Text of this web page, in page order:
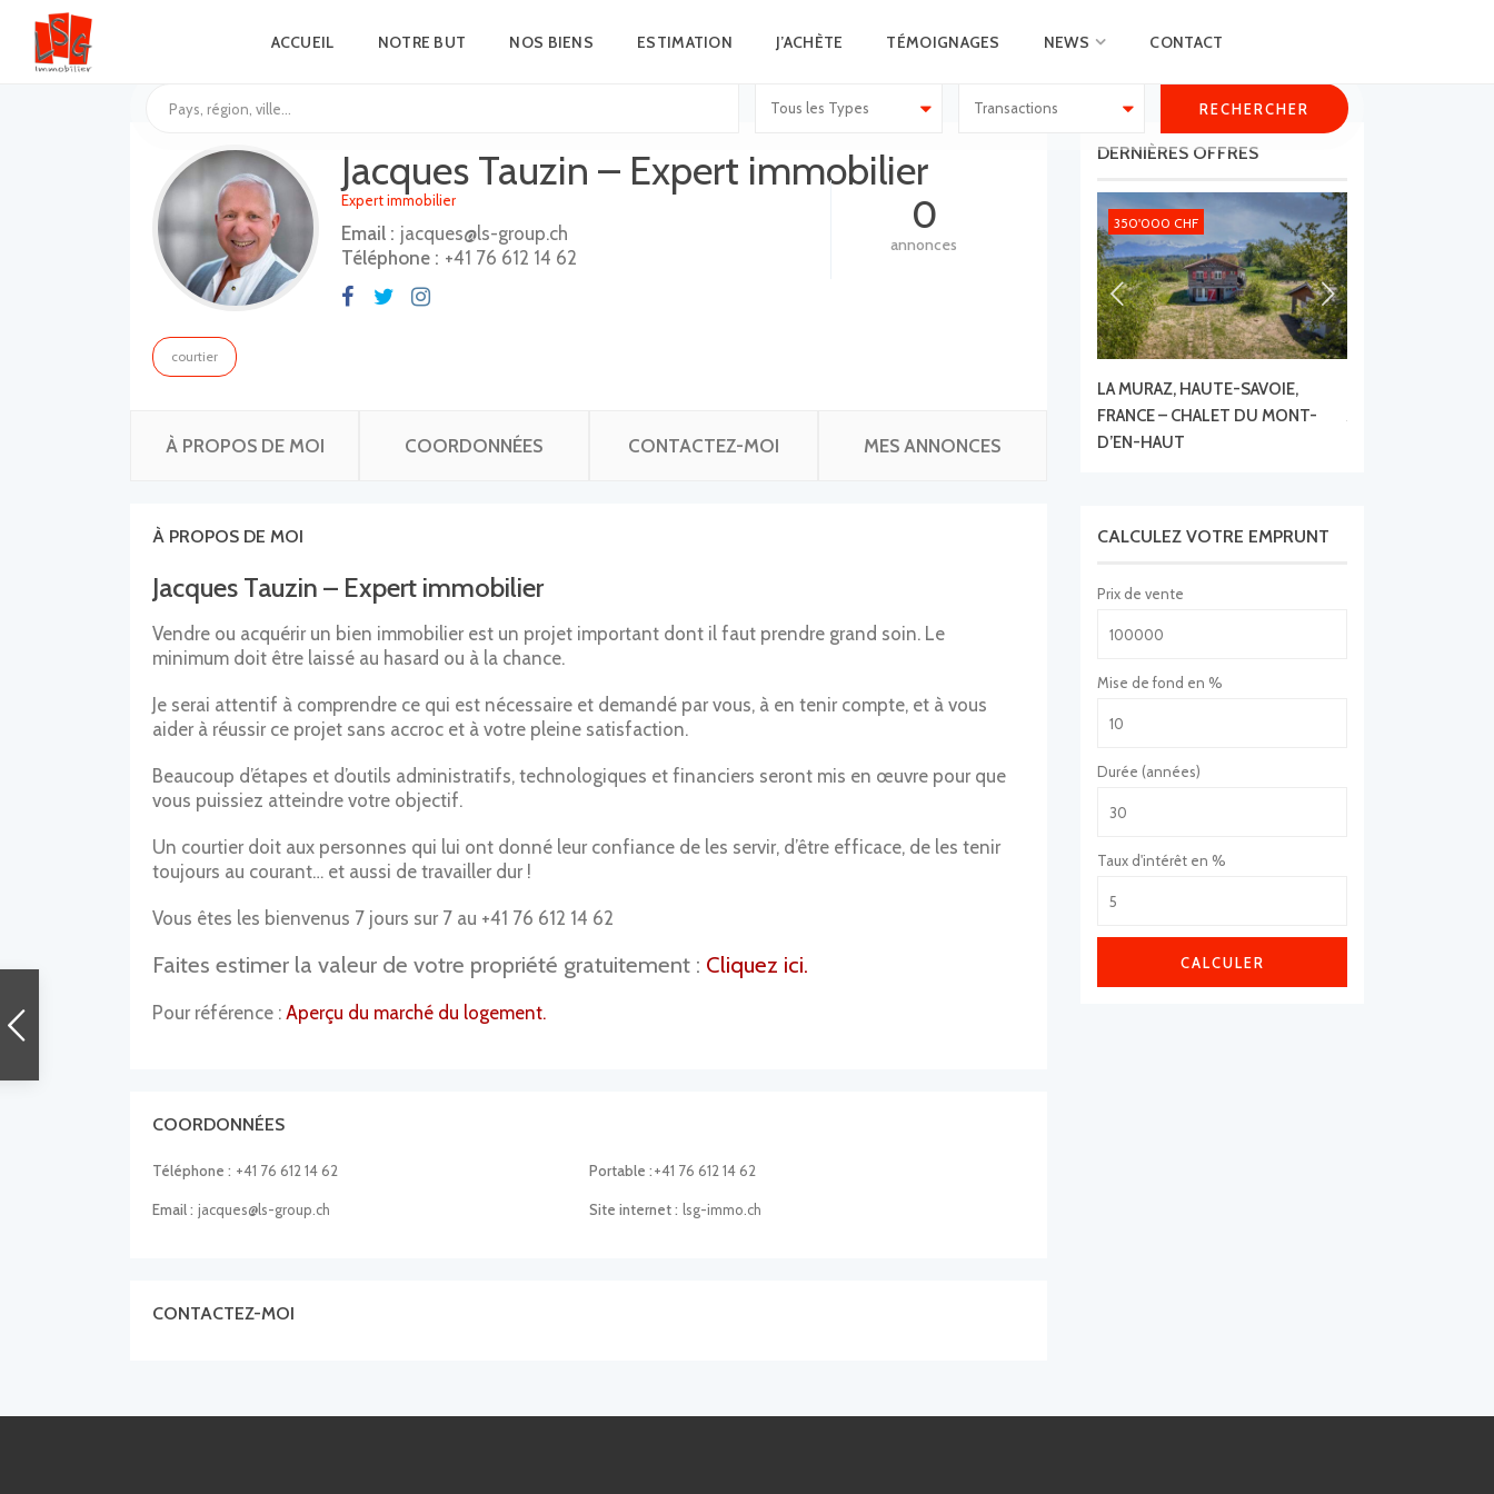
ACCUEIL NOTRE BUT NOS BIENS ESTIMATION J’ACHÈTE TÉMOIGNAGES NEWS CONTACT
Tous les Types Transactions
Jacques Tauzin – Expert immobilier
Expert immobilier
Email : jacques@ls-group.ch
Téléphone : +41 76 612 14 62
courtier
0
annonces
À PROPOS DE MOI COORDONNÉES CONTACTEZ-MOI MES ANNONCES
À PROPOS DE MOI
Jacques Tauzin – Expert immobilier
Vendre ou acquérir un bien immobilier est un projet important dont il faut prendre grand soin. Le
minimum doit être laissé au hasard ou à la chance.
Je serai attentif à comprendre ce qui est nécessaire et demandé par vous, à en tenir compte, et à vous
aider à réussir ce projet sans accroc et à votre pleine satisfaction.
Beaucoup d’étapes et d’outils administratifs, technologiques et financiers seront mis en œuvre pour que
vous puissiez atteindre votre objectif.
Un courtier doit aux personnes qui lui ont donné leur confiance de les servir, d’être efficace, de les tenir
toujours au courant… et aussi de travailler dur !
Vous êtes les bienvenus 7 jours sur 7 au +41‬ ‭‭‭76 612 14 62
Faites estimer la valeur de votre propriété gratuitement : Cliquez ici.
Pour référence : Aperçu du marché du logement.
COORDONNÉES
Téléphone : +41 76 612 14 62 Portable :+41 76 612 14 62
Email : jacques@ls-group.ch Site internet : lsg-immo.ch
CONTACTEZ-MOI
DERNIÈRES OFFRES
350'000 CHF
LA MURAZ, HAUTE-SAVOIE,
FRANCE – CHALET DU MONT-
D’EN-HAUT
CALCULEZ VOTRE EMPRUNT
Prix de vente
Mise de fond en %
Durée (années)
Taux d'intérêt en %
CALCULER